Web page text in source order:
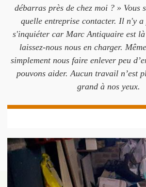
débarras près de chez moi ? » Vous
quelle entreprise contacter. Il n'y a
s'inquiéter car Marc Antiquaire est
laissez-nous nous en charger.
simplement nous faire enlever peu
pouvons aider. Aucun travail n’est
grand à nos yeux.